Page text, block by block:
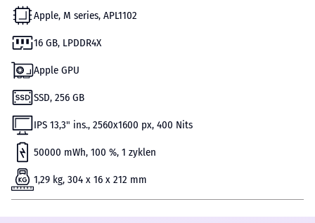
Apple, M series, APL1102
16 GB, LPDDR4X
Apple GPU
SSD, 256 GB
IPS 13,3" ins., 2560x1600 px, 400 Nits
50000 mWh, 100 %, 1 zyklen
1,29 kg, 304 x 16 x 212 mm